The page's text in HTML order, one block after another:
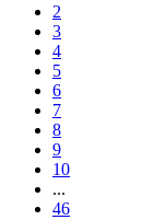
2
3
4
5
6
7
8
9
10
...
46